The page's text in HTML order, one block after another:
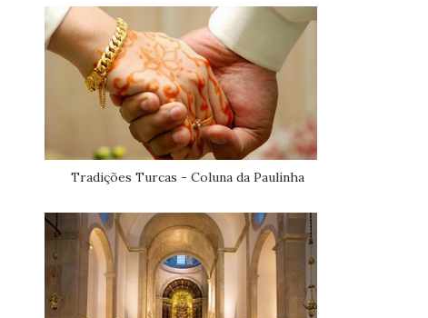
Tradições Turcas - Coluna da Paulinha